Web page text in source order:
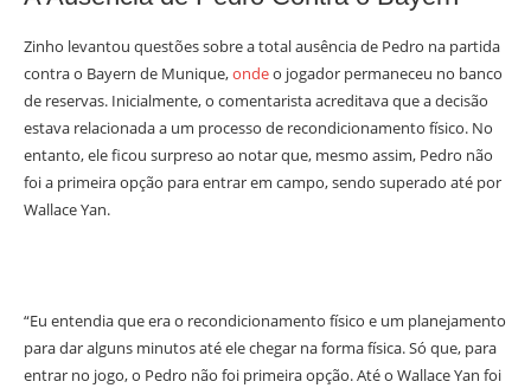
Zinho levantou questões sobre a total ausência de Pedro na partida
contra o Bayern de Munique,ondeo jogador permaneceu no banco
de reservas. Inicialmente, o comentarista acreditava que a decisão
estava relacionada a um processo de recondicionamento físico. No
entanto, ele ficou surpreso ao notar que, mesmo assim, Pedro não
foi a primeira opção para entrar em campo, sendo superado até por
Wallace Yan.
“Eu entendia que era o recondicionamento físico e um planejamento
para dar alguns minutos até ele chegar na forma física. Só que, para
entrar no jogo, o Pedro não foi primeira opção. Até o Wallace Yan foi